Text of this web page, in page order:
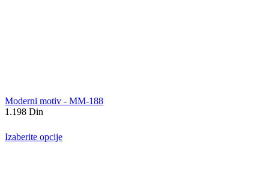
Moderni motiv - MM-188
1.198 Din
Izaberite opcije